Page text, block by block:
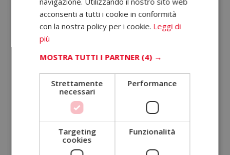
fondo le dinamiche di questo mercato e le sue
opportunità.
Perché studiare medicina
estetica in ELBS
Studiare in ELBS significa scegliere un modello
formativo orientato alla qualità, alla flessibilità e
all’esperienza dello studente.
ELBS Business School
acconsenti a tutti i cookie in conformità
con la nostra policy per i cookie. Leggi di
più
MOSTRA TUTTI I PARTNER (4) →
Strettamente
necessari
Performance
Targeting
cookies
Funzionalità